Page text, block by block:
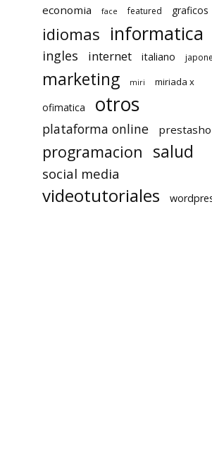
economia face featured graficos
idiomas informatica
ingles internet italiano
marketing miri miriada x
ofimatica otros
plataforma online
programacion salud
social media
videotutoriales